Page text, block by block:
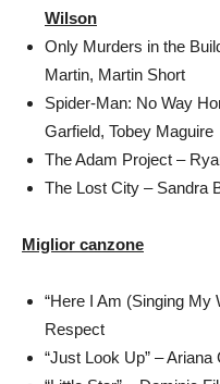
Wilson
Only Murders in the
Martin, Martin Short
Spider-Man: No Way
Garfield, Tobey Maguire
The Adam Project –
The Lost City – Sandra
Miglior canzone
“Here I Am (Singing My
Respect
“Just Look Up” –